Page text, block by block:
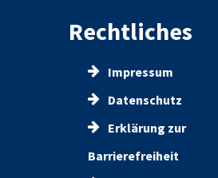
Rechtliches
Impressum
Datenschutz
Erklärung zur
Barrierefreiheit